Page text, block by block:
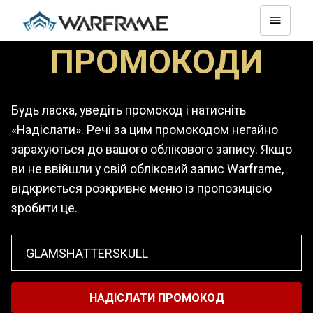
ПРОМОКОДИ
Будь ласка, уведіть промокод і натисніть
«Надіслати». Речі за цим промокодом негайно
зарахуються до вашого облікового запису. Якщо
ви не ввійшли у свій обліковий запис Warframe,
відкриється розкривне меню із пропозицією
зробити це.